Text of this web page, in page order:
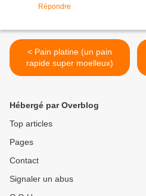
Répondre
< Pain platine (un pain
rapide super moelleux)
Hébergé par Overblog
Top articles
Pages
Contact
Signaler un abus